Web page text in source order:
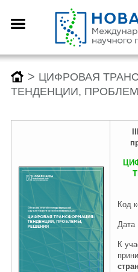
Назад
О центре
Как оформить научную
статью для публикации
Отзывы
Редколлегия
Назад
Конференции
Заявка (регистрация)
конференцию
Архив конференций 2026
2025-2019
Назад
Монографии
Заявка на публикацию
монографии
Архив монографий 2026
2025-2019
Назад
Конкурсы
Заявка (регистрация)
конкурс
Архив конкурсов 2026
2025-2019
> ЦИФРОВАЯ
ТЕНДЕНЦИИ,
Код
Дата
К